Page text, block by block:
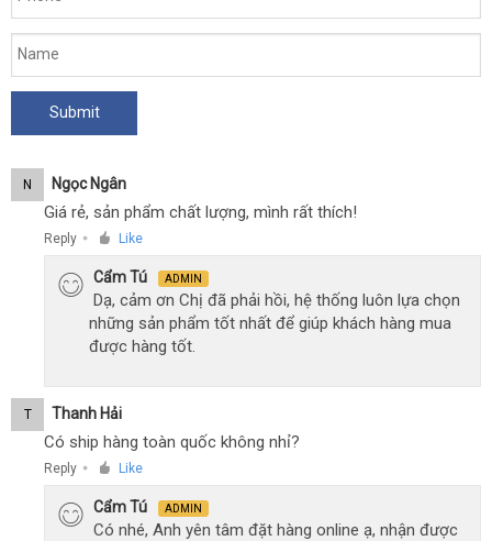
N Ngọc Ngân
Giá rẻ, sản phẩm chất lượng, mình rất thích!
Reply ● Like
Cẩm Tú ADMIN
Dạ, cảm ơn Chị đã phải hồi, hệ thống luôn lựa chọn
những sản phẩm tốt nhất để giúp khách hàng mua
được hàng tốt.
T Thanh Hải
Có ship hàng toàn quốc không nhỉ?
Reply ● Like
Cẩm Tú ADMIN
Có nhé, Anh yên tâm đặt hàng online ạ, nhận được